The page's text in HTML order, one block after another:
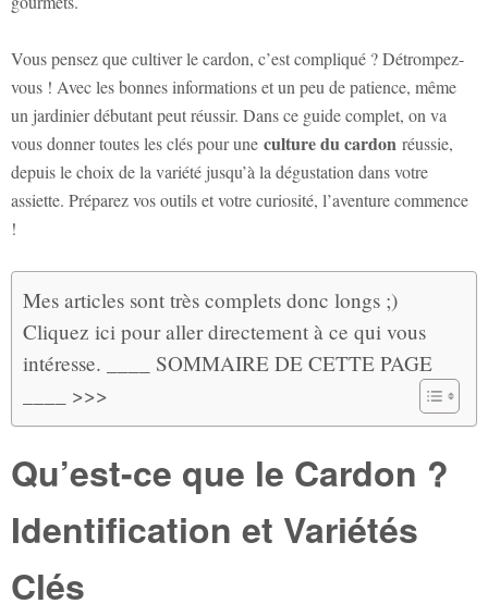
Vous pensez que cultiver le cardon, c’est compliqué ? Détrompez-
vous ! Avec les bonnes informations et un peu de patience, même
un jardinier débutant peut réussir. Dans ce guide complet, on va
vous donner toutes les clés pour une culture du cardon réussie,
depuis le choix de la variété jusqu’à la dégustation dans votre
assiette. Préparez vos outils et votre curiosité, l’aventure commence
!
Mes articles sont très complets donc longs ;)
Cliquez ici pour aller directement à ce qui vous
intéresse. ____ SOMMAIRE DE CETTE PAGE
____ >>>
Qu’est-ce que le Cardon ?
Identification et Variétés
Clés